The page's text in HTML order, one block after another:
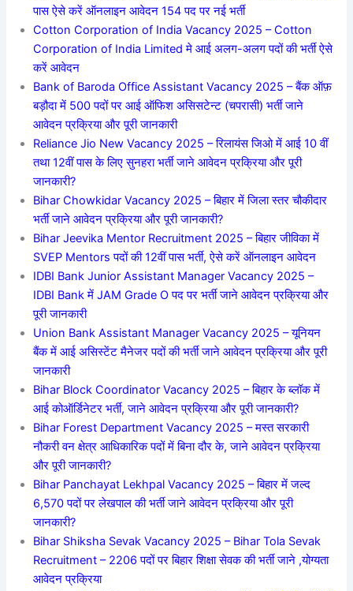
पास ऐसे करें ऑनलाइन आवेदन 154 पद पर नई भर्ती
Cotton Corporation of India Vacancy 2025 – Cotton
Corporation of India Limited मे आई अलग-अलग पदों की भर्ती ऐसे
करें आवेदन
Bank of Baroda Office Assistant Vacancy 2025 – बैंक ऑफ़
बड़ौदा में 500 पदों पर आई ऑफिश असिसटेन्ट (चपरासी) भर्ती जाने
आवेदन प्रक्रिया और पूरी जानकारी
Reliance Jio New Vacancy 2025 – रिलायंस जिओ में आई 10 वीं
तथा 12वीं पास के लिए सुनहरा भर्ती जाने आवेदन प्रक्रिया और पूरी
जानकारी?
Bihar Chowkidar Vacancy 2025 – बिहार में जिला स्तर चौकीदार
भर्ती जाने आवेदन प्रक्रिया और पूरी जानकारी?
Bihar Jeevika Mentor Recruitment 2025 – बिहार जीविका में
SVEP Mentors पदों की 12वीं पास भर्ती, ऐसे करें ऑनलाइन आवेदन
IDBI Bank Junior Assistant Manager Vacancy 2025 –
IDBI Bank में JAM Grade O पद पर भर्ती जाने आवेदन प्रक्रिया और
पूरी जानकारी
Union Bank Assistant Manager Vacancy 2025 – यूनियन
बैंक में आई असिस्टेंट मैनेजर पदों की भर्ती जाने आवेदन प्रक्रिया और पूरी
जानकारी
Bihar Block Coordinator Vacancy 2025 – बिहार के ब्लॉक में
आई कोऑर्डिनेटर भर्ती, जाने आवेदन प्रक्रिया और पूरी जानकारी?
Bihar Forest Department Vacancy 2025 – मस्त सरकारी
नौकरी वन क्षेत्र आधिकारिक पदों में बिना दौर के, जाने आवेदन प्रक्रिया
और पूरी जानकारी?
Bihar Panchayat Lekhpal Vacancy 2025 – बिहार में जल्द
6,570 पदों पर लेखपाल की भर्ती जाने आवेदन प्रक्रिया और पूरी
जानकारी?
Bihar Shiksha Sevak Vacancy 2025 – Bihar Tola Sevak
Recruitment – 2206 पदों पर बिहार शिक्षा सेवक की भर्ती जाने ,योग्यता
आवेदन प्रक्रिया